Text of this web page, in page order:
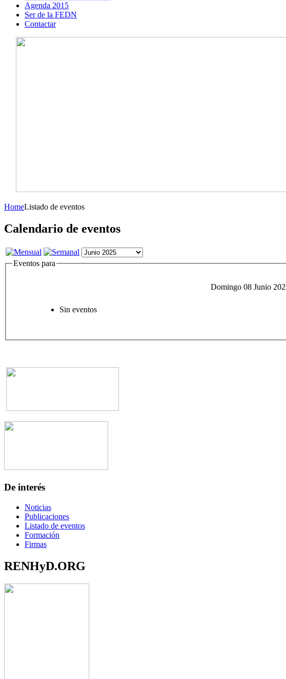
Agenda 2015
Ser de la FEDN
Contactar
HomeListado de eventos
Calendario de eventos
Eventos para
Domingo 08 Junio
Sin eventos
De interés
Noticias
Publicaciones
Listado de eventos
Formación
Firmas
RENHyD.ORG